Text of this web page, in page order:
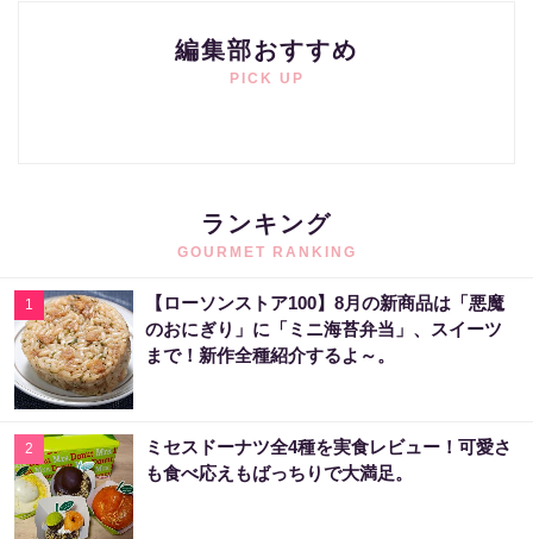
編集部おすすめ
PICK UP
ランキング
GOURMET RANKING
1
【ローソンストア100】8月の新商品は「悪魔
のおにぎり」に「ミニ海苔弁当」、スイーツ
まで！新作全種紹介するよ～。
2
ミセスドーナツ全4種を実食レビュー！可愛さ
も食べ応えもばっちりで大満足。